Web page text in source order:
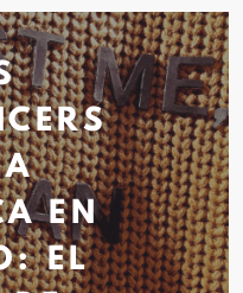
I
G
A
T
I
O
N
EN
EL